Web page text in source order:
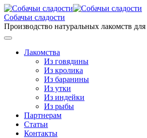
Перейти
к
содержанию
Собачьи сладости
Производство натуральных лакомств для
Меню
Лакомства
Из говядины
Из кролика
Из баранины
Из утки
Из индейки
Из рыбы
Партнерам
Cтатьи
Контакты